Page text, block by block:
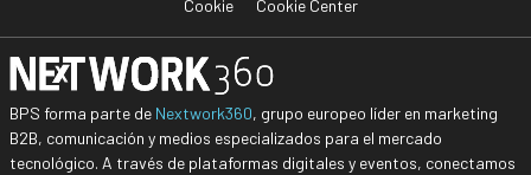
Cookie
Cookie Center
BPS forma parte de Nextwork360, grupo europeo líder en marketing
B2B, comunicación y medios especializados para el mercado
tecnológico. A través de plataformas digitales y eventos, conectamos